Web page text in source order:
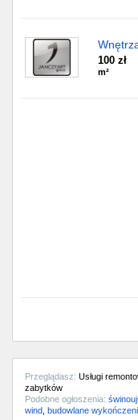
100 zł
m²
Przeglądasz: Usługi
zabytków
Podobne ogłoszenia:
wind budowlane